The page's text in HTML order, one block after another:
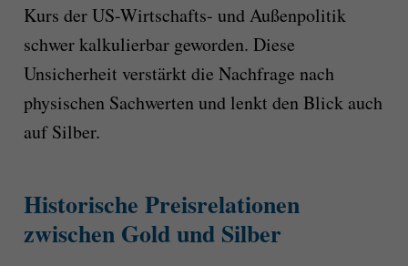
Kurs der US-Wirtschafts- und Außenpolitik
schwer kalkulierbar geworden. Diese
Unsicherheit verstärkt die Nachfrage nach
physischen Sachwerten und lenkt den Blick auch
auf Silber.
Historische Preisrelationen
zwischen Gold und Silber